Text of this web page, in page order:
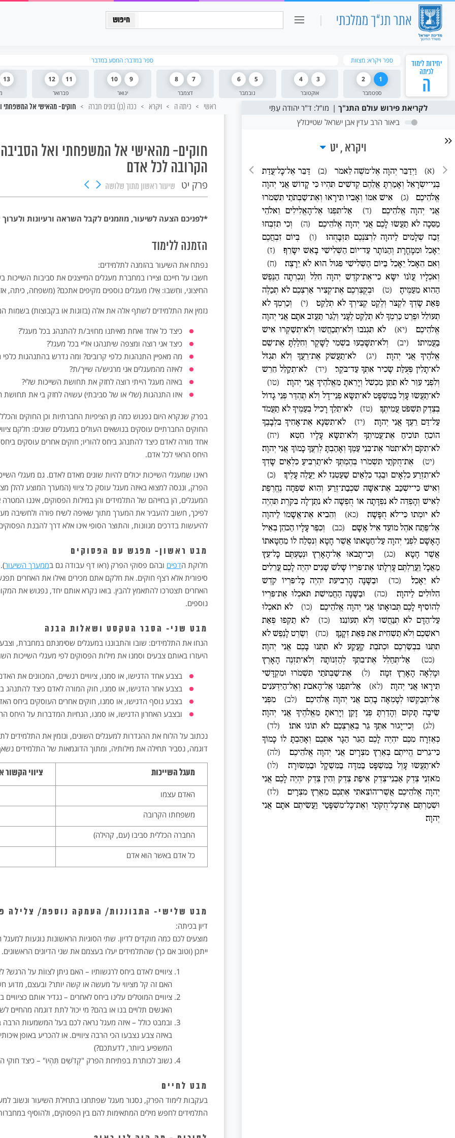
חיפוש:
כיתה ו כיתה יב
יחידות לימוד
לכיתה
ה
ספר ויקרא: מצוות ספר במדבר: המסע במדבר
ספטמבר
1
2
אוקטובר
3
4
נובמבר
5
6
דצמבר
7
8
ינואר
9
10
פברואר
11
12
13
לקריאת פירוש עולם התנ"ך
מו"ל: ד"ר יהודה עַתַּי
ביאור הרב עדין אבן ישראל שטיינזלץ
ויקרא יט
(א) וַיְדַבֵּר יְהוָה אֶל־מֹשֶׁה לֵּאמֹר (ב)
דַּבֵּר אֶל־כָּל־עֲדַת
בְּנֵי־יִשְׂרָאֵל וְאָמַרְתָּ אֲלֵהֶם קְדֹשִׁים תִּהְיוּ כִּי קָדוֹשׁ אֲנִי יְהוָה
אֱלֹהֵיכֶם׃
(ג)
אִישׁ אִמּוֹ וְאָבִיו תִּירָאוּ וְאֶת־שַׁבְּתֹתַי תִּשְׁמֹרוּ
אֲנִי יְהוָה אֱלֹהֵיכֶם׃
(ד)
אַל־תִּפְנוּ אֶל־הָאֱלִילִים וֵאלֹהֵי
מַסֵּכָה לֹא תַעֲשׂוּ לָכֶם אֲנִי יְהוָה אֱלֹהֵיכֶם׃
(ה)
וְכִי תִזְבְּחוּ
זֶבַח שְׁלָמִים לַיהוָה לִרְצֹנְכֶם תִּזְבָּחֻהוּ׃
(ו)
בְּיוֹם זִבְחֲכֶם
יֵאָכֵל וּמִמָּחֳרָת וְהַנּוֹתָר עַד־יוֹם הַשְּׁלִישִׁי בָּאֵשׁ יִשָּׂרֵף׃
(ז)
וְאִם הֵאָכֹל יֵאָכֵל בַּיּוֹם הַשְּׁלִישִׁי פִּגּוּל הוּא לֹא יֵרָצֶה׃
(ח)
וְאֹכְלָיו עֲוֺנוֹ יִשָּׂא כִּי־אֶת־קֹדֶשׁ יְהוָה חִלֵּל וְנִכְרְתָה הַנֶּפֶשׁ
הַהִוא מֵעַמֶּיהָ׃
(ט)
וּבְקֻצְרְכֶם אֶת־קְצִיר אַרְצְכֶם לֹא תְכַלֶּה
פְּאַת שָׂדְךָ לִקְצֹר וְלֶקֶט קְצִירְךָ לֹא תְלַקֵּט׃
(י)
וְכַרְמְךָ לֹא
תְעוֹלֵל וּפֶרֶט כַּרְמְךָ לֹא תְלַקֵּט לֶעָנִי וְלַגֵּר תַּעֲזֹב אֹתָם אֲנִי יְהוָה
אֱלֹהֵיכֶם׃
(יא)
לֹא תִּגְנֹבוּ וְלֹא־תְכַחֲשׁוּ וְלֹא־תְשַׁקְּרוּ אִישׁ
בַּעֲמִיתוֹ׃
(יב)
וְלֹא־תִשָּׁבְעוּ בִשְׁמִי לַשָּׁקֶר וְחִלַּלְתָּ אֶת־שֵׁם
אֱלֹהֶיךָ אֲנִי יְהוָה׃
(יג)
לֹא־תַעֲשֹׁק אֶת־רֵעֲךָ וְלֹא תִגְזֹל
לֹא־תָלִין פְּעֻלַּת שָׂכִיר אִתְּךָ עַד־בֹּקֶר׃
(יד)
לֹא־תְקַלֵּל חֵרֵשׁ
וְלִפְנֵי עִוֵּר לֹא תִתֵּן מִכְשֹׁל וְיָרֵאתָ מֵּאֱלֹהֶיךָ אֲנִי יְהוָה׃
(טו)
לֹא־תַעֲשׂוּ עָוֶל בַּמִּשְׁפָּט לֹא־תִשָּׂא פְנֵי־דָל וְלֹא תֶהְדַּר פְּנֵי גָדוֹל
בְּצֶדֶק תִּשְׁפֹּט עֲמִיתֶךָ׃
(טז)
לֹא־תֵלֵךְ רָכִיל בְּעַמֶּיךָ לֹא תַעֲמֹד
עַל־דַּם רֵעֶךָ אֲנִי יְהוָה׃
(יז)
לֹא־תִשְׂנָא אֶת־אָחִיךָ בִּלְבָבֶךָ
הוֹכֵחַ תּוֹכִיחַ אֶת־עֲמִיתֶךָ וְלֹא־תִשָּׂא עָלָיו חֵטְא׃
(יח)
לֹא־תִקֹּם וְלֹא־תִטֹּר אֶת־בְּנֵי עַמֶּךָ וְאָהַבְתָּ לְרֵעֲךָ כָּמוֹךָ אֲנִי יְהוָה׃
(יט)
אֶת־חֻקֹּתַי תִּשְׁמֹרוּ בְּהֶמְתְּךָ לֹא־תַרְבִּיעַ כִּלְאַיִם שָׂדְךָ
לֹא־תִזְרַע כִּלְאָיִם וּבֶגֶד כִּלְאַיִם שַׁעַטְנֵז לֹא יַעֲלֶה עָלֶיךָ׃
(כ)
וְאִישׁ כִּי־יִשְׁכַּב אֶת־אִשָּׁה שִׁכְבַת־זֶרַע וְהִוא שִׁפְחָה נֶחֱרֶפֶת
לְאִישׁ וְהָפְדֵּה לֹא נִפְדָּתָה אוֹ חֻפְשָׁה לֹא נִתַּן־לָהּ בִּקֹּרֶת תִּהְיֶה
לֹא יוּמְתוּ כִּי־לֹא חֻפָּשָׁה׃
(כא)
וְהֵבִיא אֶת־אֲשָׁמוֹ לַיהוָה
אֶל־פֶּתַח אֹהֶל מוֹעֵד אֵיל אָשָׁם׃
(כב)
וְכִפֶּר עָלָיו הַכֹּהֵן בְּאֵיל
הָאָשָׁם לִפְנֵי יְהוָה עַל־חַטָּאתוֹ אֲשֶׁר חָטָא וְנִסְלַח לוֹ מֵחַטָּאתוֹ
אֲשֶׁר חָטָא׃
(כג)
וְכִי־תָבֹאוּ אֶל־הָאָרֶץ וּנְטַעְתֶּם כָּל־עֵץ
מַאֲכָל וַעֲרַלְתֶּם עָרְלָתוֹ אֶת־פִּרְיוֹ שָׁלֹשׁ שָׁנִים יִהְיֶה לָכֶם עֲרֵלִים
לֹא יֵאָכֵל׃
(כד)
וּבַשָּׁנָה הָרְבִיעִת יִהְיֶה כָּל־פִּרְיוֹ קֹדֶשׁ
הִלּוּלִים לַיהוָה׃
(כה)
וּבַשָּׁנָה הַחֲמִישִׁת תֹּאכְלוּ אֶת־פִּרְיוֹ
לְהוֹסִיף לָכֶם תְּבוּאָתוֹ אֲנִי יְהוָה אֱלֹהֵיכֶם׃
(כו)
לֹא תֹאכְלוּ
עַל־הַדָּם לֹא תְנַחֲשׁוּ וְלֹא תְעוֹנֵנוּ׃
(כז)
לֹא תַקִּפוּ פְּאַת
רֹאשְׁכֶם וְלֹא תַשְׁחִית אֵת פְּאַת זְקָנֶךָ׃
(כח)
וְשֶׂרֶט לָנֶפֶשׁ לֹא
תִתְּנוּ בִּבְשַׂרְכֶם וּכְתֹבֶת קַעֲקַע לֹא תִתְּנוּ בָּכֶם אֲנִי יְהוָה׃
(כט)
אַל־תְּחַלֵּל אֶת־בִּתְּךָ לְהַזְנוֹתָהּ וְלֹא־תִזְנֶה הָאָרֶץ
וּמָלְאָה הָאָרֶץ זִמָּה׃
(ל)
אֶת־שַׁבְּתֹתַי תִּשְׁמֹרוּ וּמִקְדָּשִׁי
תִּירָאוּ אֲנִי יְהוָה׃
(לא)
אַל־תִּפְנוּ אֶל־הָאֹבֹת וְאֶל־הַיִּדְּעֹנִים
אַל־תְּבַקְשׁוּ לְטָמְאָה בָהֶם אֲנִי יְהוָה אֱלֹהֵיכֶם׃
(לב)
מִפְּנֵי
שֵׂיבָה תָּקוּם וְהָדַרְתָּ פְּנֵי זָקֵן וְיָרֵאתָ מֵּאֱלֹהֶיךָ אֲנִי יְהוָה׃
(לג)
וְכִי־יָגוּר אִתְּךָ גֵּר בְּאַרְצְכֶם לֹא תוֹנוּ אֹתוֹ׃
(לד)
כְּאֶזְרָח מִכֶּם יִהְיֶה לָכֶם הַגֵּר הַגָּר אִתְּכֶם וְאָהַבְתָּ לוֹ כָּמוֹךָ
כִּי־גֵרִים הֱיִיתֶם בְּאֶרֶץ מִצְרָיִם אֲנִי יְהוָה אֱלֹהֵיכֶם׃
(לה)
לֹא־תַעֲשׂוּ עָוֶל בַּמִּשְׁפָּט בַּמִּדָּה בַּמִּשְׁקָל וּבַמְּשׂוּרָה׃
(לו)
מֹאזְנֵי צֶדֶק אַבְנֵי־צֶדֶק אֵיפַת צֶדֶק וְהִין צֶדֶק יִהְיֶה לָכֶם אֲנִי
יְהוָה אֱלֹהֵיכֶם אֲשֶׁר־הוֹצֵאתִי אֶתְכֶם מֵאֶרֶץ מִצְרָיִם׃
(לז)
וּשְׁמַרְתֶּם אֶת־כָּל־חֻקֹּתַי וְאֶת־כָּל־מִשְׁפָּטַי וַעֲשִׂיתֶם אֹתָם אֲנִי
יְהוָה׃
ראשי כיתה ה ויקרא ככה (כן) בונים חברה חוקים- מהאישי אל המשפחתי
חוקים- מהאישי אל המשפחתי ואל הסביבה
הקרובה לכל אדם
פרק יט שיעור ראשון מתוך שלושה
*לפניכם הצעה לשיעור, מוזמנים לקבל השראה ורעיונות
הזמנה ללימוד
נפתח את השיעור בהזמנה לתלמידים:
חשבו על חייכם וציירו במחברת מעגלים המייצגים את סביבות
החיצוני, וחִשבו: אֵילו מעגלים נוספים מקיפים אתכם? (משפחה, כיתה,
נזמין את התלמידים לשתף אלה את אלה (בזוגות או בקבוצות) בשמות
כיצד כל אחד ואחת מאיתנו מחויב/ת להתנהג בכל מעגל?
כיצד אני רוצה ומצפה שיתנהגו אליי בכל מעגל?
מה מאפיין התנהגות כלפי קרובים? ומה נדרש בהתנהגות כלפי
לאיזה מהמעגלים אני מרגיש/ה שייך/ת?
באיזה מעגל הייתי רוצה לחזק את תחושת השייכות שלי?
איזו התנהגות (שלי או של סביבתי) עשויה לחזק בי את תחושת
בפרק שנקרא היום נפגוש כמה מן הציפיות החברתיות וכן החוקים
החוקים החברתיים עוסקים בנושאים העולים במעגלים שונים: חלקם
אחד מורה לאדם כיצד להתנהג ביחס להוריו; חוקים אחרים עוסקים
היחס הראוי לכל אדם.
ראינו שמעגלי השייכות יכולים להיות שונים מאדם לאדם. גם מעגלי
הפרק, וננסה למצוא באיזה מעגל עוסק כל ציווי (המערך המוצע להלן
המעגלים, הן בחייהם של התלמידים והן במילות הפסוקים, איננו
לפיכך, חשוב להעביר את המערך מתוך שאיפה לשיח פורה ולחשיבה
להיעשות בדרכים מגוונות, והתוצר הסופי אינו אלא דרך להבנת
מבט ראשון- מפגש עם הפסוקים
חלוקת הדפים ובהם פסוקי הפרק (ראו דף עבודה גם בממערך השיעור
סיפורית אלא רצף חוקים. את חלקם אתם מכירים ואילו את האחרים
האחרים תצטרכו להתאמץ להבין. בואו נקרא אותם יחד, נפגוש את
נוספים.
מבט שני- הסבר הטקסט ושאלות הבנה
הנחו את התלמידים: שובו והתבוננו במעגלים שסימנתם במחברת,
היעזרו באותם צבעים וסמנו את מילות הפסוקים לפי מעגלי השייכות
בצבע אחד הדגישו, או סמנו, ציוויים רגשיים, המכוונים את
בצבע אחר הדגישו, או סמנו, חוק המורה לאדם כיצד להתנהג
בצבע נוסף הדגישו, או סמנו, חוקים אחרים העוסקים ביחס
ובצבע האחרון הדגישו, או סמנו, הנחיות המדברות על היחס
נכתוב על הלוח את ההגדרות למעגלים השונים, ונזמין את התלמידים
דוגמה, נסביר תחילה את מילותיה, ומתוך הדוגמאות של התלמידים
מעגל השייכות ציווי הקשור
האדם עצמו
משפחתו הקרובה
החברה הכללית סביבו (עם, קהילה)
כל אדם באשר הוא אדם
מבט שלישי- התבוננות/ העמקה נוספת/ צלילה
דיון בכיתה:
מוצעים לכם כמה מוקדים לדיון. שתי הסוגיות הראשונות נוגעות למעגל
ייתכן (וטוב אם כך) שהתלמידים יעלו בעצמם את שני הדיונים
ציווּיים לאדם ביחס לרגשותיו – האם ניתן לצווֹת על
האם זה קל מציווי על מעשה או קשה יותר? ובעצם, מדוע
ציוויים המוטלים עלינו ביחס לאחרים – נגדיר אותם
האנשים תלויים בנו או בהם? מי יכול לתת דוגמה מהחיים
ובמבט כולל – איזה מעגל נראה לכם בעל המשמעות
באיזה צבע נצבעו הכי הרבה ציוויים. או להכריע באופן
המשפיע ביותר, לדעתכם?)
נשוב לכותרת בפתיחת הפרק "קְדֹשִׁים תִּהְיוּ" – כיצד חוקי
מבט לחיים
בעקבות לימוד הפרק, נסגור מעגל שפתחנו בתחילת השיעור ונשוב
התלמידים לחפש מילים המתאימות להם בין הפסוקים, ולהוסיף